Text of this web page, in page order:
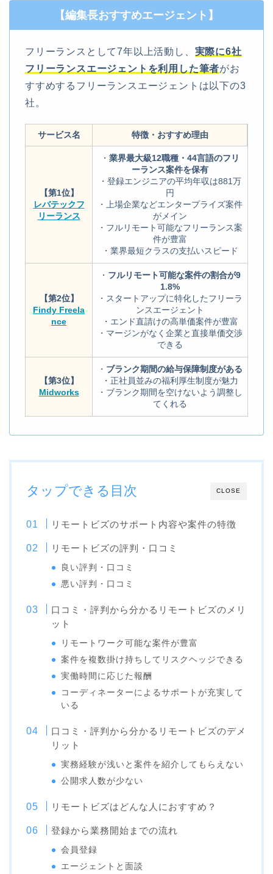
【編集長おすすめエージェント】
フリーランスとして7年以上活動し、 実際に6社
フリーランスエージェントを利用した筆者がお
すすめするフリーランスエージェントは以下の3
社。
サービス名 特徴・おすすめ理由
【第1位】
レバテックフ
リーランス
・ 業界最大級12職種・44言語のフリ
ーランス案件を保有
・登録エンジニアの平均年収は881万
円
・上場企業などエンタープライズ案件
がメイン
・フルリモート可能なフリーランス案
件が豊富
・業界最短クラスの支払いスピード
【第2位】
Findy Freela
nce
・ フルリモート可能な案件の割合が9
1.8%
・スタートアップに特化したフリーラ
ンスエージェント
・エンド直請けの高単価案件が豊富
・マージンがなく企業と直接単価交渉
できる
【第3位】
Midworks
・ ブランク期間の給与保障制度がある
・正社員並みの福利厚生制度が魅力
・ブランク期間を空けないよう調整し
てくれる
CLOSE
タップできる目次
リモートビズのサポート内容や案件の特徴
リモートビズの評判・口コミ
良い評判・口コミ
悪い評判・口コミ
口コミ・評判から分かるリモートビズのメリ
ット
リモートワーク可能な案件が豊富
案件を複数掛け持ちしてリスクヘッジできる
実働時間に応じた報酬
コーディネーターによるサポートが充実して
いる
口コミ・評判から分かるリモートビズのデメ
リット
実務経験が浅いと案件を紹介してもらえない
公開求人数が少ない
リモートビズはどんな人におすすめ？
登録から業務開始までの流れ
会員登録
エージェントと面談